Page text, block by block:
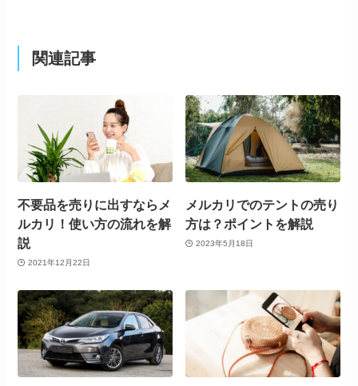
関連記事
不要品を売りに出すならメ
ルカリ！使い方の流れを解
説
2021年12月22日
メルカリでのテントの売り
方は？ポイントを解説
2023年5月18日